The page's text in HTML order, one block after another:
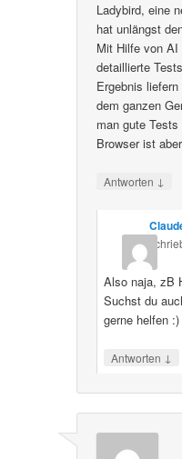
Ladybird, eine
hat unlängst
Mit Hilfe von AI
detaillierte
Ergebnis
dem ganzen
man gute
Browser ist
Antworten ↓
Also naja, zB
Suchst du
gerne helfen :)
Antworten ↓